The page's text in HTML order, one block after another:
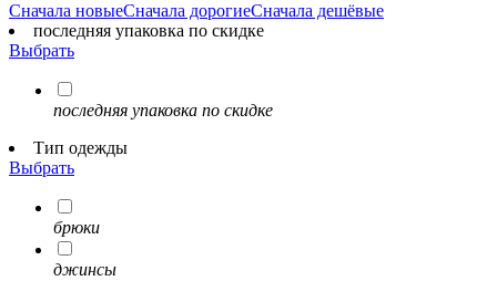
Сначала новыеСначала дорогиеСначала дешёвые
последняя упаковка по скидке
Выбрать
последняя упаковка по скидке
Тип одежды
Выбрать
брюки
джинсы